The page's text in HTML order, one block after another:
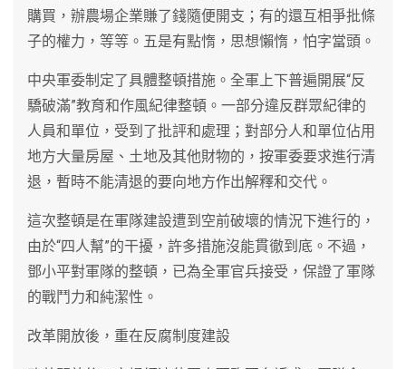
購買，辦農場企業賺了錢隨便開支；有的還互相爭批條
子的權力，等等。五是有點惰，思想懶惰，怕字當頭。
中央軍委制定了具體整頓措施。全軍上下普遍開展“反
驕破滿”教育和作風紀律整頓。一部分違反群眾紀律的
人員和單位，受到了批評和處理；對部分人和單位佔用
地方大量房屋、土地及其他財物的，按軍委要求進行清
退，暫時不能清退的要向地方作出解釋和交代。
這次整頓是在軍隊建設遭到空前破壞的情況下進行的，
由於“四人幫”的干擾，許多措施沒能貫徹到底。不過，
鄧小平對軍隊的整頓，已為全軍官兵接受，保證了軍隊
的戰鬥力和純潔性。
改革開放後，重在反腐制度建設